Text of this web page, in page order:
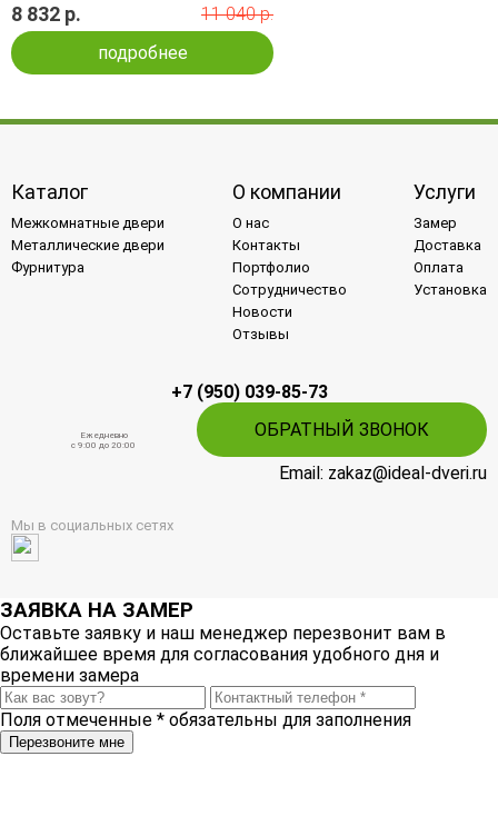
8 832 р.
11 040 р.
подробнее
Каталог
Межкомнатные двери
Металлические двери
Фурнитура
О компании
О нас
Контакты
Портфолио
Сотрудничество
Новости
Отзывы
Услуги
Замер
Доставка
Оплата
Установка
+7 (950) 039-85-73
Ежедневно
c 9:00 до 20:00
ОБРАТНЫЙ ЗВОНОК
Email: zakaz@ideal-dveri.ru
Мы в социальных сетях
ЗАЯВКА НА ЗАМЕР
Оставьте заявку и наш менеджер перезвонит вам в
ближайшее время для согласования удобного дня и
времени замера
Поля отмеченные * обязательны для заполнения